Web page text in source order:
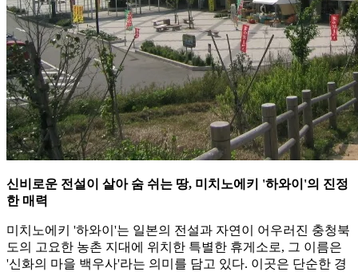
신비로운 전설이 살아 숨 쉬는 땅, 미치노에키 '하와이'의 진정
한 매력
미치노에키 '하와이'는 일본의 전설과 자연이 어우러진 충청북
도의 고요한 농촌 지대에 위치한 특별한 휴게소로, 그 이름은
'신화의 마을 백우사'라는 의미를 담고 있다. 이곳은 단순한 경